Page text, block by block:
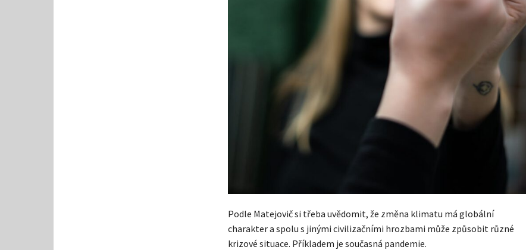
Podle Matejovič si třeba uvědomit, že změna klimatu má globální
charakter a spolu s jinými civilizačními hrozbami může způsobit různé
krizové situace. Příkladem je současná pandemie.